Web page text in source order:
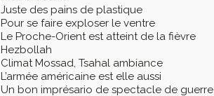
Juste des pains de plastique
Pour se faire exploser le ventre
Le Proche-Orient est atteint de la fièvre
Hezbollah
Climat Mossad, Tsahal ambiance
L’armée américaine est elle aussi
Un bon imprésario de spectacle de guerre